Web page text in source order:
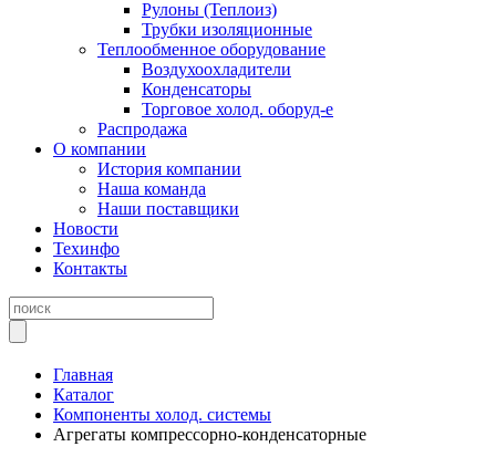
Рулоны (Теплоиз)
Трубки изоляционные
Теплообменное оборудование
Воздухоохладители
Конденсаторы
Торговое холод. оборуд-е
Распродажа
О компании
История компании
Наша команда
Наши поставщики
Новости
Техинфо
Контакты
Главная
Каталог
Компоненты холод. системы
Агрегаты компрессорно-конденсаторные